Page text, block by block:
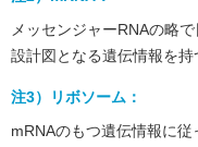
メッセンジャーRNAの略
設計図となる遺伝情報を持
注3）リボソーム：
mRNAのもつ遺伝情報に